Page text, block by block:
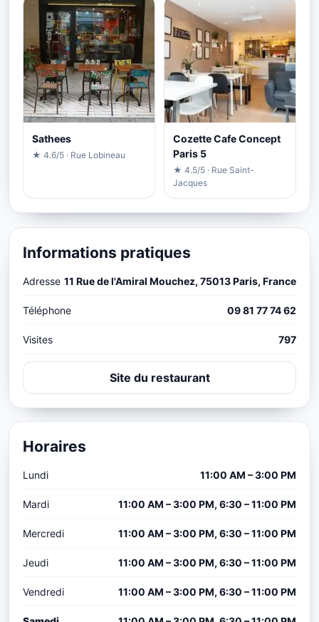
Sathees
★ 4.6/5 · Rue Lobineau
Cozette Cafe Concept
Paris 5
★ 4.5/5 · Rue Saint-
Jacques
Informations pratiques
Adresse 11 Rue de l'Amiral Mouchez, 75013 Paris, France
Téléphone 09 81 77 74 62
Visites 797
Site du restaurant
Horaires
Lundi 11:00 AM – 3:00 PM
Mardi 11:00 AM – 3:00 PM, 6:30 – 11:00 PM
Mercredi 11:00 AM – 3:00 PM, 6:30 – 11:00 PM
Jeudi 11:00 AM – 3:00 PM, 6:30 – 11:00 PM
Vendredi 11:00 AM – 3:00 PM, 6:30 – 11:00 PM